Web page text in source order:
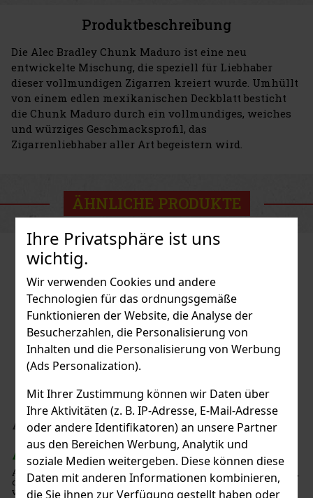
Ihre Privatsphäre ist uns
wichtig.
Wir verwenden Cookies und andere
Technologien für das ordnungsgemäße
Funktionieren der Website, die Analyse der
Besucherzahlen, die Personalisierung von
Inhalten und die Personalisierung von Werbung
(Ads Personalization).
Mit Ihrer Zustimmung können wir Daten über
Ihre Aktivitäten (z. B. IP-Adresse, E-Mail-Adresse
oder andere Identifikatoren) an unsere Partner
aus den Bereichen Werbung, Analytik und
soziale Medien weitergeben. Diese können diese
Daten mit anderen Informationen kombinieren,
die Sie ihnen zur Verfügung gestellt haben oder
Produktbeschreibung
Die Alec Bradley Chunk Maduro ist eine neu
entwickelte Mischung, die speziell für Liebhaber
dieser vollmundigen Zigarren kreiert wurde. Umhüllt
von einem edlen mexikanischen Deckblatt besticht
die Chunk Maduro durch ein vollmundiges, weiches
und würziges Geschmacksprofil, das
Zigarrenliebhaber aller Art begeistern wird.
ÄHNLICHE PRODUKTE
Corona Gordo 1/24
erste wiederentdeckte Rezeptur,
Bradley-Gründers „sicher
Nicaragua, die von den